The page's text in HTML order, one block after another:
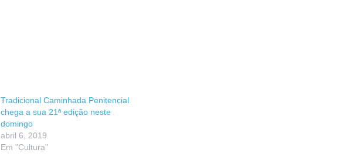
Tradicional Caminhada Penitencial
chega a sua 21ª edição neste
domingo
abril 6, 2019
Em "Cultura"